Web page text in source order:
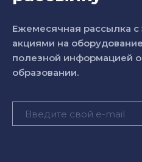
Ежемесячная рассылка
акциями на
полезной информацией
образовании.